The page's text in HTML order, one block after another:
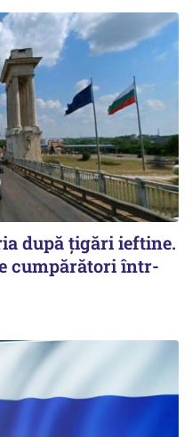
după țigări ieftine.
cumpărători într-